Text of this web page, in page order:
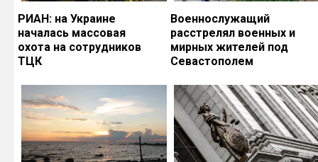
РИАН: на Украине
началась массовая
охота на сотрудников
ТЦК
Военнослужащий
расстрелял военных и
мирных жителей под
Севастополем